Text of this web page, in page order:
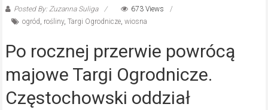
Posted By: Zuzanna Suliga
673 Views
ogród, rośliny, Targi Ogrodnicze, wiosna
Po rocznej przerwie powrócą
majowe Targi Ogrodnicze.
Częstochowski oddział